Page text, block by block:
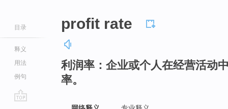
目录
释义
用法
例句
profit rate
利润率：企业或个人在经营活动
率。